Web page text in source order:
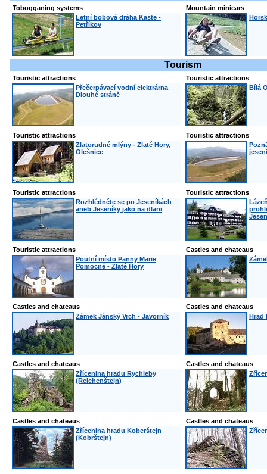
Tobogganing systems
Letní bobová dráha Kaste -
Petříkov
Mountain minicars
Tourism
Touristic attractions
Přečerpávací vodní elektrárna
Dlouhé stráně
Touristic attractions
Bílá
Touristic attractions
Zlatorudné mlýny - Zlaté Hory,
Olešnice
Touristic attractions
Touristic attractions
Rozhlédněte se po Jeseníkách
aneb Jeseníky jako na dlani
Touristic attractions
Touristic attractions
Poutní místo Panny Marie
Pomocné - Zlaté Hory
Castles and chateaus
Castles and chateaus
Zámek Jánský Vrch - Javorník
Castles and chateaus
Hrad
Castles and chateaus
Zřícenina hradu Rychleby
(Reichenštejn)
Castles and chateaus
Castles and chateaus
Zřícenina hradu Koberštejn
(Kobrštejn)
Castles and chateaus